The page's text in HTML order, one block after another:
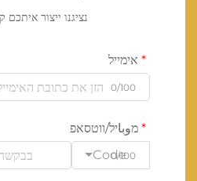
נציגנו ייצור
אימייל
0/100
מوباיל/ווטסאפ
Code
0/100